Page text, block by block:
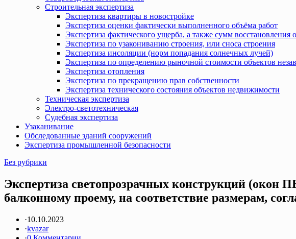
Строительная экспертиза
Экспертиза квартиры в новостройке
Экспертиза оценки фактически выполненного объёма работ
Экспертиза фактического ущерба, а также сумм восстановления
Экспертиза по узакониванию строения, или сноса строения
Экспертиза инсоляции (норм попадания солнечных лучей)
Экспертиза по определению рыночной стоимости объектов
Экспертиза отопления
Экспертиза по прекращению прав собственности
Экспертиза технического состояния объектов недвижимости
Техническая экспертиза
Электро-светотехническая
Судебная экспертиза
Узаканивание
Обследованные зданий сооружений
Экспертиза промышленной безопасности
Без рубрики
Экспертиза светопрозрачных конструкций (окон
балконному проему, на соответствие размерам,
·10.10.2023
·kvazar